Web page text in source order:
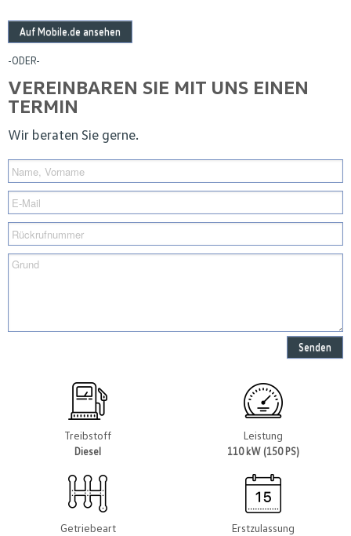
Auf Mobile.de ansehen
-ODER-
VEREINBAREN SIE MIT UNS EINEN
TERMIN
Wir beraten Sie gerne.
Senden
Treibstoff
Diesel
Leistung
110 kW (150 PS)
Getriebeart Erstzulassung